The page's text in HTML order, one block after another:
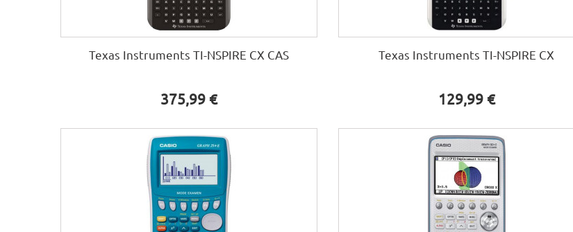
Texas Instruments TI-NSPIRE CX CAS
375,99 €
Texas Instruments TI-NSPIRE CX
129,99 €